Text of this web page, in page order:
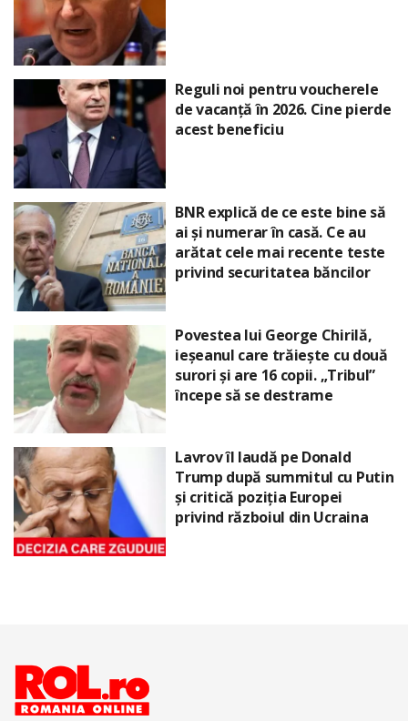
Reguli noi pentru voucherele
de vacanță în 2026. Cine pierde
acest beneficiu
BNR explică de ce este bine să
ai și numerar în casă. Ce au
arătat cele mai recente teste
privind securitatea băncilor
Povestea lui George Chirilă,
ieșeanul care trăiește cu două
surori și are 16 copii. „Tribul”
începe să se destrame
Lavrov îl laudă pe Donald
Trump după summitul cu Putin
și critică poziția Europei
privind războiul din Ucraina